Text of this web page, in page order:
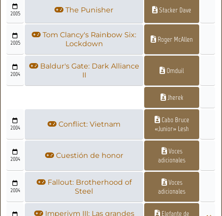
2005 The Punisher Stacker Dave
2005
Tom Clancy's Rainbow Six:
Lockdown
Roger McAllen
2004
Baldur's Gate: Dark Alliance
II
Omduil
Jherek
2004 Conflict: Vietnam
Cabo Bruce
«Junior» Lesh
2004 Cuestión de honor
Voces
adicionales
2004
Fallout: Brotherhood of
Steel
Voces
adicionales
Imperivm III: Las grandes
Elefante de